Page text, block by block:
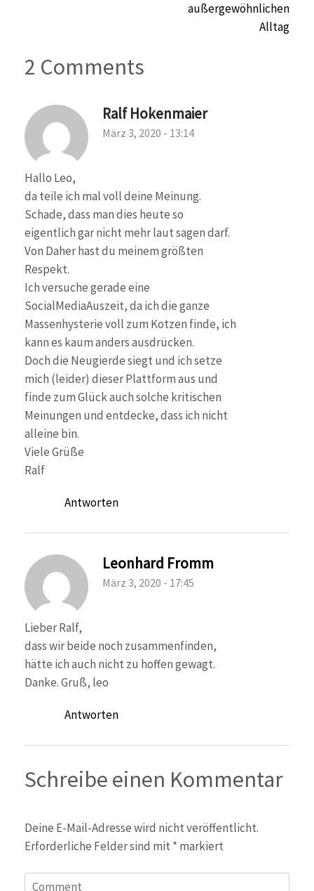
außergewöhnlichen
Alltag
2 Comments
Ralf Hokenmaier
März 3, 2020 - 13:14
Hallo Leo,
da teile ich mal voll deine Meinung.
Schade, dass man dies heute so
eigentlich gar nicht mehr laut sagen darf.
Von Daher hast du meinem größten
Respekt.
Ich versuche gerade eine
SocialMediaAuszeit, da ich die ganze
Massenhysterie voll zum Kotzen finde, ich
kann es kaum anders ausdrücken.
Doch die Neugierde siegt und ich setze
mich (leider) dieser Plattform aus und
finde zum Glück auch solche kritischen
Meinungen und entdecke, dass ich nicht
alleine bin.
Viele Grüße
Ralf
Antworten
Leonhard Fromm
März 3, 2020 - 17:45
Lieber Ralf,
dass wir beide noch zusammenfinden,
hätte ich auch nicht zu hoffen gewagt.
Danke. Gruß, leo
Antworten
Schreibe einen Kommentar
Deine E-Mail-Adresse wird nicht veröffentlicht.
Erforderliche Felder sind mit * markiert
Comment